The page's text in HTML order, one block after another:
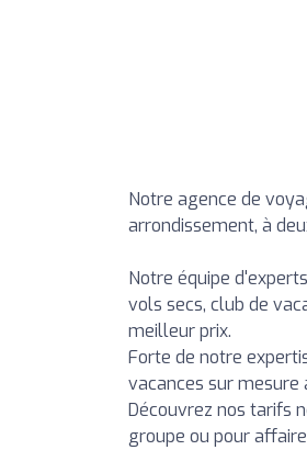
Notre agence de
arrondissement, à
Notre équipe
vols secs, club de
meilleur prix.
Forte de notre
vacances sur
Découvrez nos tarifs
groupe ou pour